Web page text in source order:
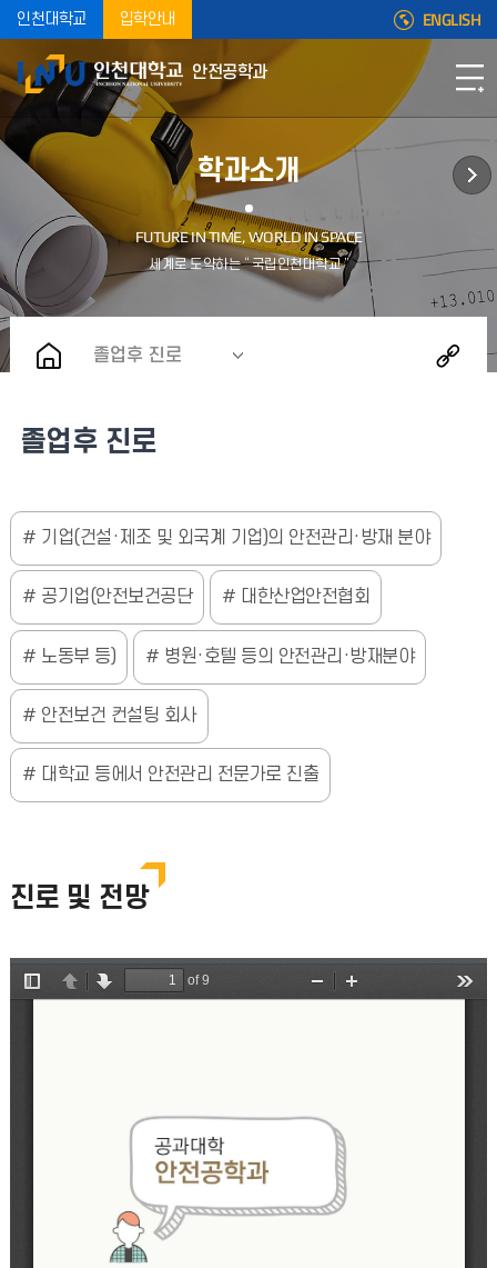
인천대학교 입학안내 ENGLISH
안전공학과
학과소개
졸업후 진로
졸업후 진로
기업(건설·제조 및 외국계 기업)의 안전관리·방재 분야
공기업(안전보건공단 대한산업안전협회
노동부 등) 병원·호텔 등의 안전관리·방재분야
안전보건 컨설팅 회사
대학교 등에서 안전관리 전문가로 진출
진로 및 전망